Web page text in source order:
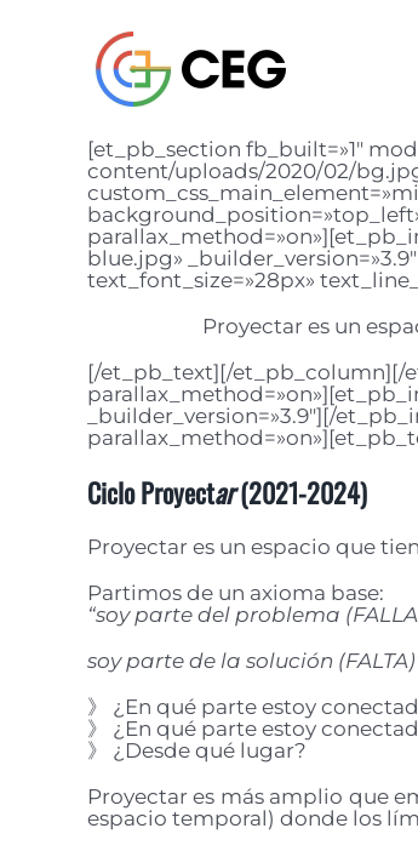
contenido
[et_pb_section fb_built=»1″
content/uploads/2020/02/
blue.jpg»
text_font_size=»28px»
Proyectar es un
[/et_pb_text][/et_pb_column][/
_builder_version=»3.9″][/
Ciclo Proyectar(2021-2024)
Proyectar es un espacio que
Partimos de un axioma base:
“soy parte del problema
soy parte de la solución
》 ¿En qué parte estoy
》 ¿En qué parte estoy
》 ¿Desde qué lugar?
Proyectar es más amplio que
espacio temporal) donde los